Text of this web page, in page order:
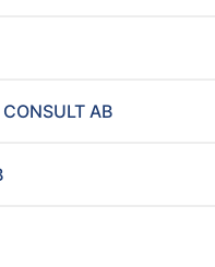
AB